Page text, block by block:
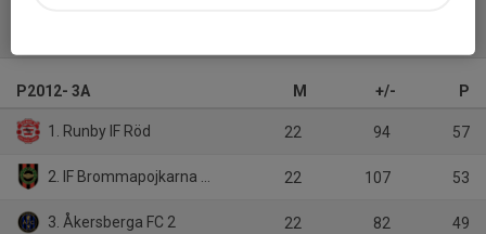
P2012- 3A M +/- P
1. Runby IF Röd 22 94 57
2. IF Brommapojkarna 12-9 22 107 53
3. Åkersberga FC 2 22 82 49